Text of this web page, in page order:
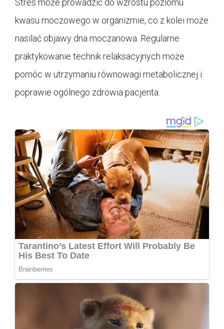
kwasu moczowego w organizmie, co z kolei może
nasilać objawy dna moczanowa. Regularne
praktykowanie technik relaksacyjnych może
pomóc w utrzymaniu równowagi metabolicznej i
poprawie ogólnego zdrowia pacjenta.